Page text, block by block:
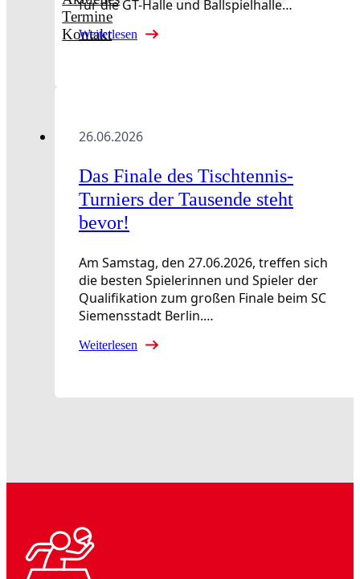
Termine
Kontakt
für die GT-Halle und Ballspielhalle…
Weiterlesen
26.06.2026
Das Finale des Tischtennis-
Turniers der Tausende steht
bevor!
Am Samstag, den 27.06.2026, treffen sich
die besten Spielerinnen und Spieler der
Qualifikation zum großen Finale beim SC
Siemensstadt Berlin.…
Weiterlesen